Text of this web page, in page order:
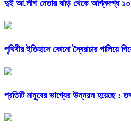
দুই আ.লীগ নেতার বাড়ি থেকে অগ্নিদগ্ধ
পৃথিবীর ইতিহাসে কোনো স্বৈরাচার পালিয়ে
প্রতিটি মানুষের ভাগ্যের উন্নয়ন হয়েছে :